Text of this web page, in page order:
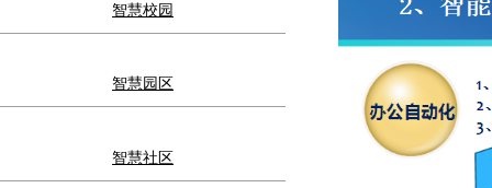
智慧校园
智慧园区
智慧社区